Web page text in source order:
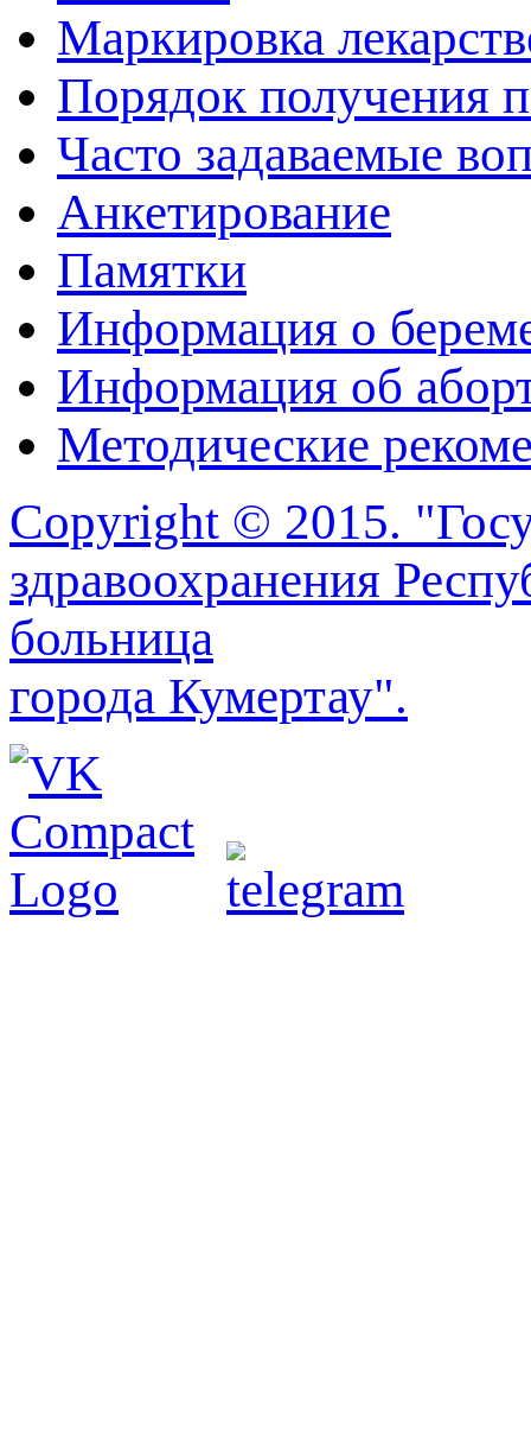
Маркировка
Порядок получения
Часто задаваемые
Анкетирование
Памятки
Информация о
Информация об
Методические
Copyright © 2015.
здравоохранения
больница
города Кумертау".